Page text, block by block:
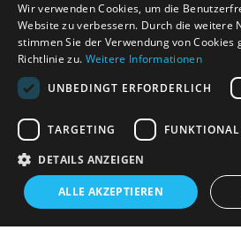
2015 für Michael Schöch,
Hadwiger und Michael
einen noch zu bestimmenden
verschoben. Wir bedauern,
Oberaigner –
deshalb nicht zu hören sein
Zu Osterfestival Tirol
Presse
Jobs
In Memoriam: Gerhard Crepaz
Wir verwenden Cookies, um die
Website zu verbessern. Durch die weitere
stimmen Sie der Verwendung von Cookies
Richtlinie zu. Weitere Informationen
UNBEDINGT ERFORDERLICH
TARGETING
DETAILS ANZEIGEN
ALLE AKZEPTIEREN